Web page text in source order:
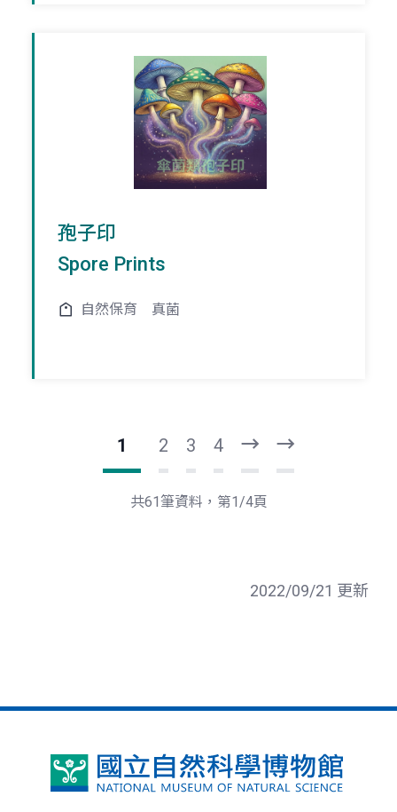
孢子印
Spore Prints
自然保育 真菌
1 2 3 4
一
頁
後
共61筆資料，第1/4頁
2022/09/21 更新
國